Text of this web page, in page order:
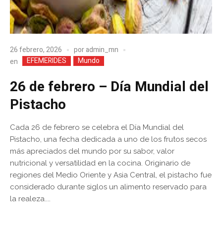
26 febrero, 2026 poradmin_mn
en
EFEMERIDES Mundo
26 de febrero – Día Mundial del
Pistacho
Cada 26 de febrero se celebra el Día Mundial del
Pistacho, una fecha dedicada a uno de los frutos secos
más apreciados del mundo por su sabor, valor
nutricional y versatilidad en la cocina. Originario de
regiones del Medio Oriente y Asia Central, el pistacho fue
considerado durante siglos un alimento reservado para
la realeza....